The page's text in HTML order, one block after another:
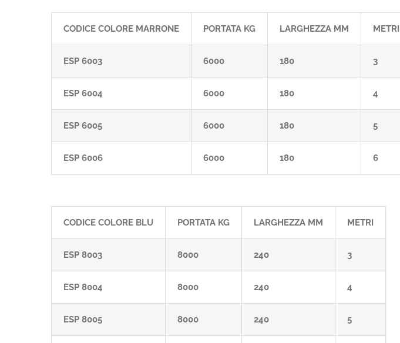
CODICE COLORE MARRONE PORTATA KG LARGHEZZA MM METRI
ESP 6003 6000 180 3
ESP 6004 6000 180 4
ESP 6005 6000 180 5
ESP 6006 6000 180 6
CODICE COLORE BLU PORTATA KG LARGHEZZA MM METRI
ESP 8003 8000 240 3
ESP 8004 8000 240 4
ESP 8005 8000 240 5